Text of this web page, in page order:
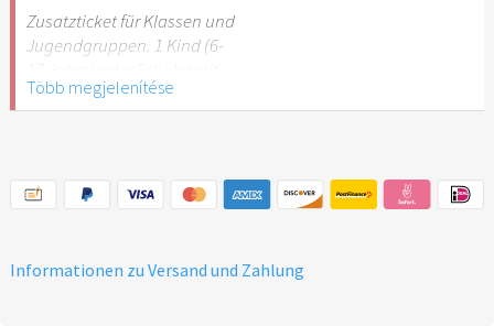
Stuttgart nicht
empfehlenswert.
Zusatzticket für Klassen und
Jugendgruppen. 1 Kind (6-
Schülerausweis.
Stuttgart nicht
empfehlenswert.
Több megjelenítése
Informationen zu Versand und Zahlung